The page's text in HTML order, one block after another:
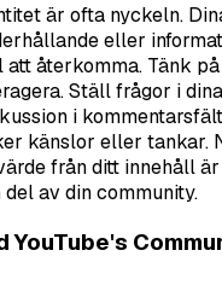
är ofta nyckeln.
eller
återkomma. Tänk
Ställ frågor i
i
känslor eller tankar.
från ditt innehåll
av din community.
YouTube's